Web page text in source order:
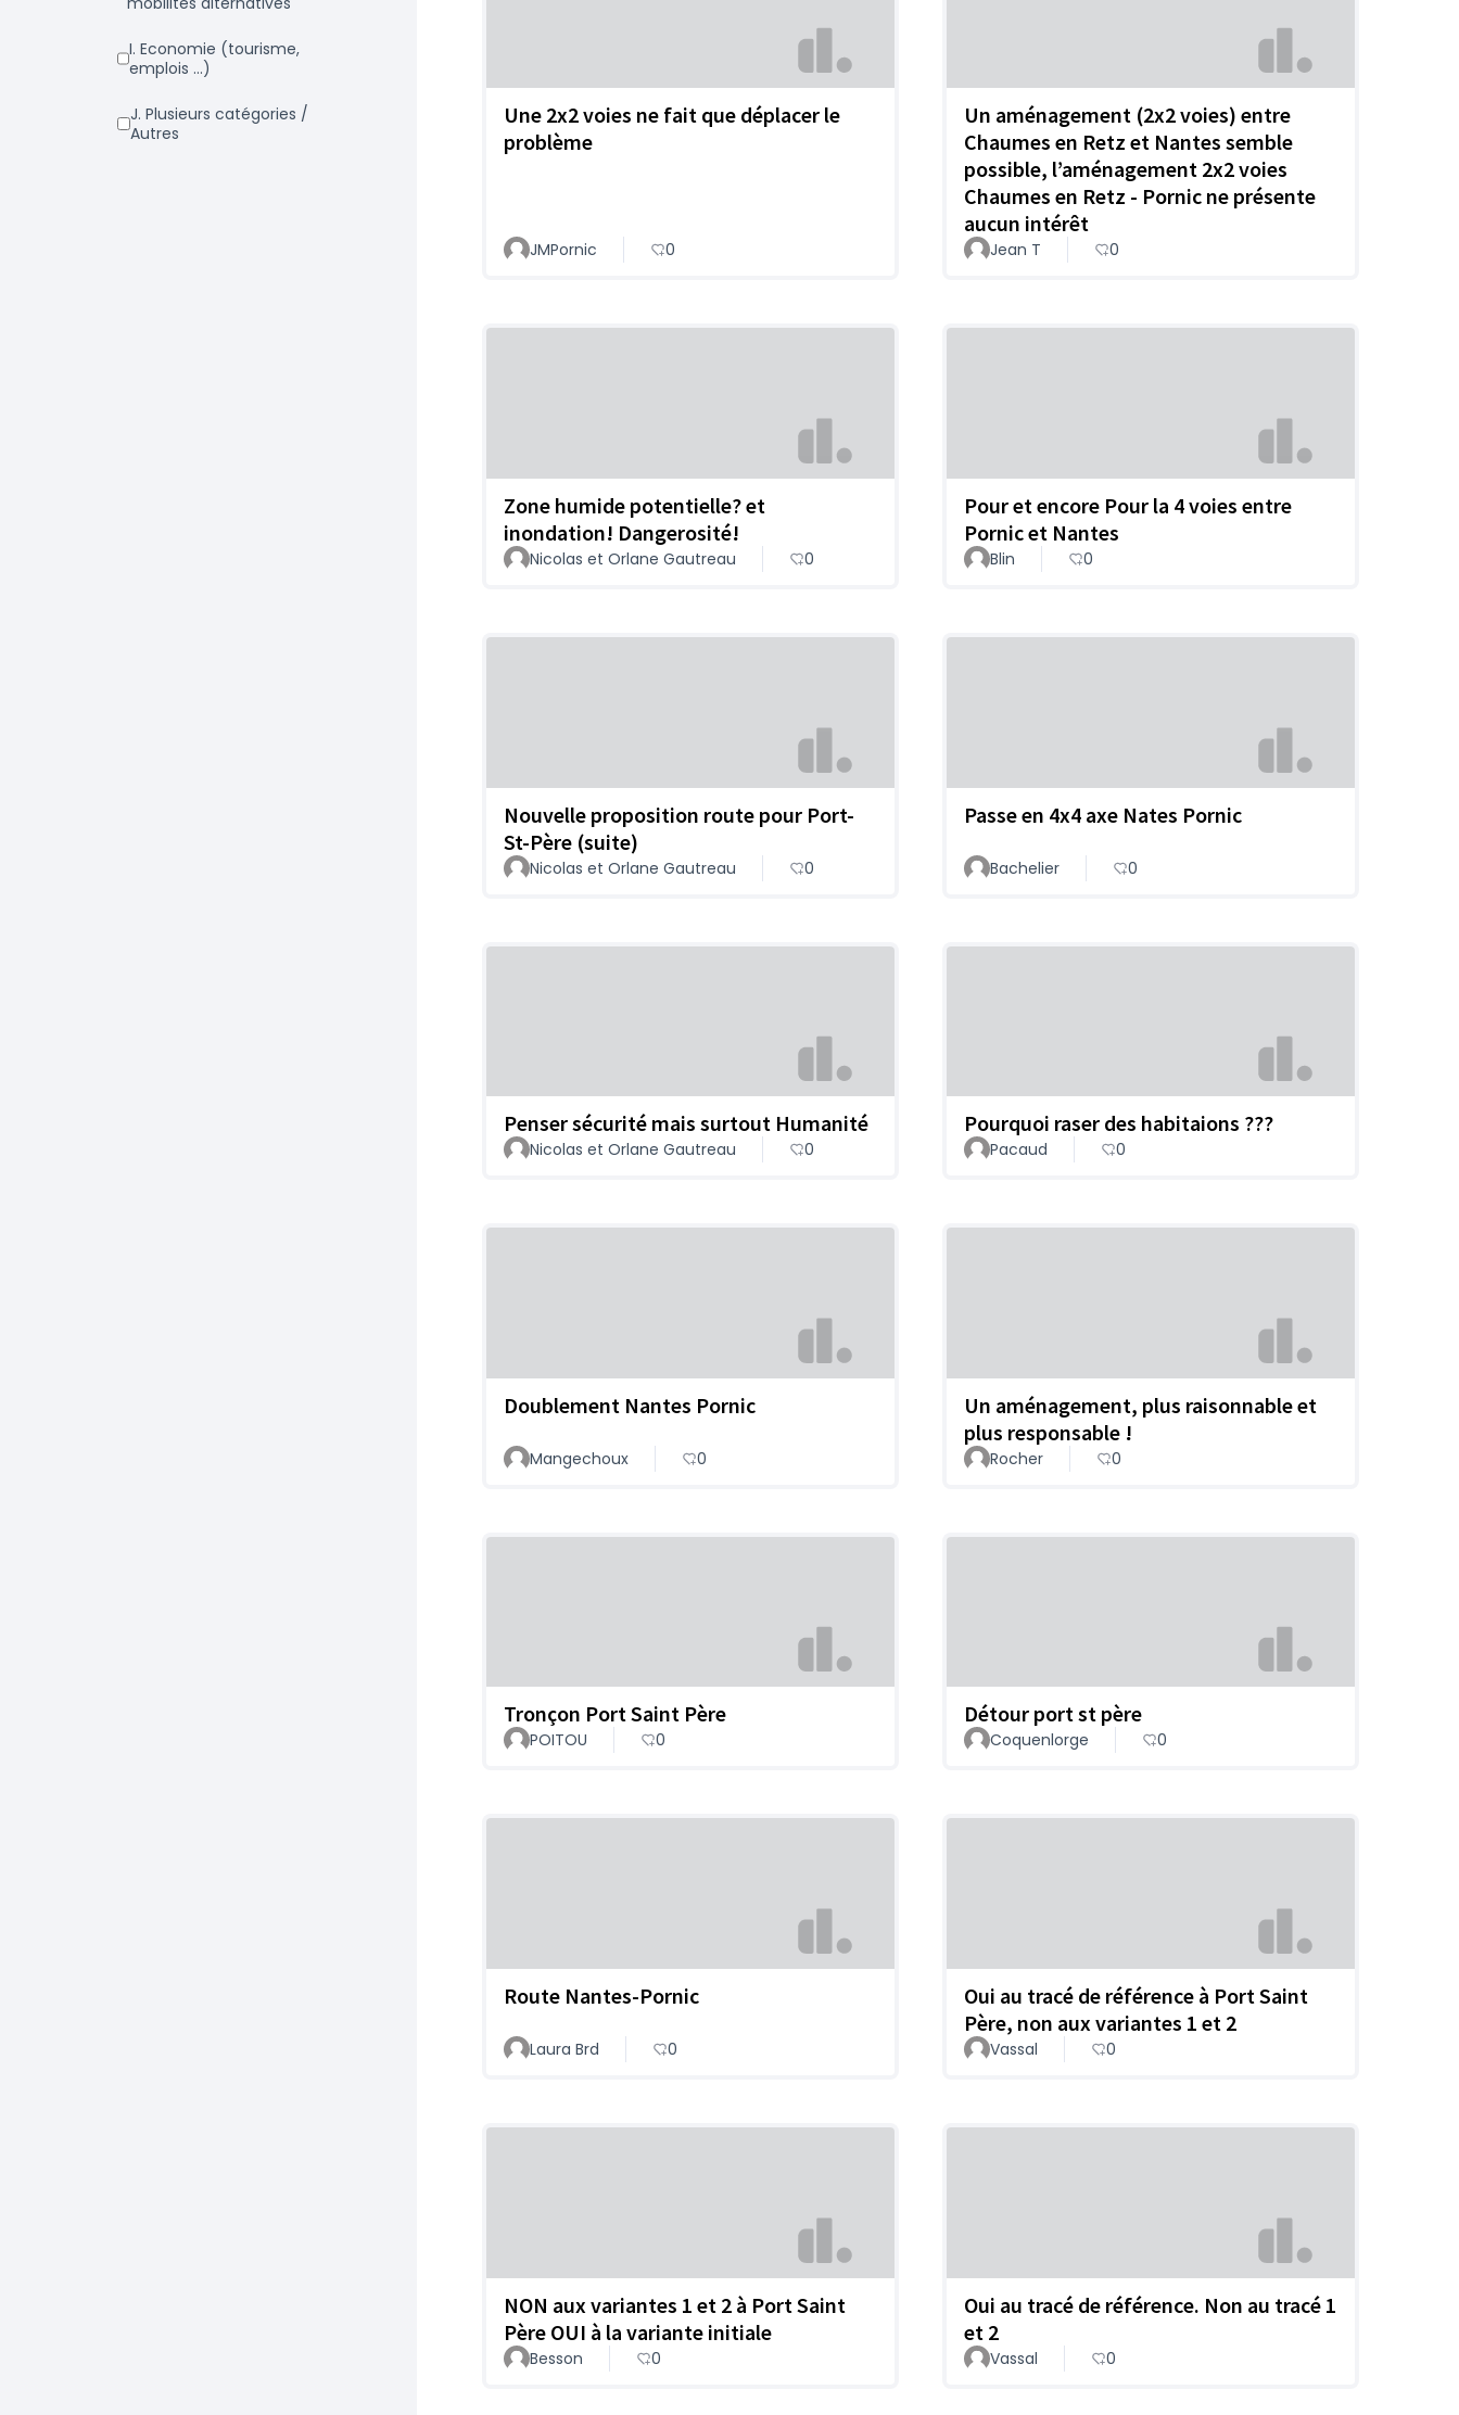
i. Economie (tourisme,
emplois ...)
j. Plusieurs catégories /
Autres
Une 2x2 voies ne fait que déplacer le
problème
JMPornic 0
Un aménagement (2x2 voies) entre
Chaumes en Retz et Nantes semble
possible, l’aménagement 2x2 voies
Chaumes en Retz - Pornic ne présente
aucun intérêt
Jean T 0
Zone humide potentielle? et
inondation! Dangerosité!
Nicolas et Orlane Gautreau 0
Pour et encore Pour la 4 voies entre
Pornic et Nantes
Blin 0
Nouvelle proposition route pour Port-
St-Père (suite)
Nicolas et Orlane Gautreau 0
Passe en 4x4 axe Nates Pornic
Bachelier 0
Penser sécurité mais surtout Humanité
Nicolas et Orlane Gautreau 0
Pourquoi raser des habitaions ???
Pacaud 0
Doublement Nantes Pornic
Mangechoux 0
Un aménagement, plus raisonnable et
plus responsable !
Rocher 0
Tronçon Port Saint Père
POITOU 0
Détour port st père
Coquenlorge 0
Route Nantes-Pornic
Laura Brd 0
Oui au tracé de référence à Port Saint
Père, non aux variantes 1 et 2
Vassal 0
NON aux variantes 1 et 2 à Port Saint
Père OUI à la variante initiale
Besson 0
Oui au tracé de référence. Non au tracé 1
et 2
Vassal 0